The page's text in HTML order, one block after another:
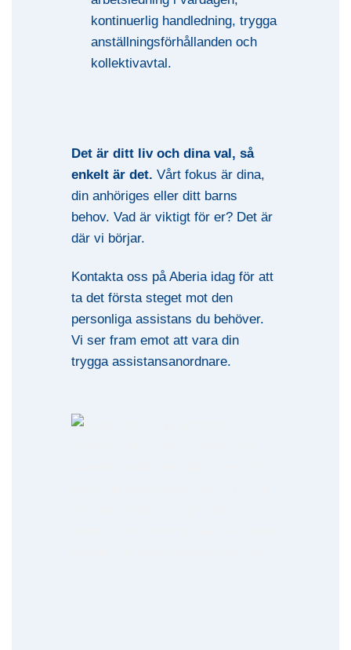
kontinuerlig handledning, trygga
anställningsförhållanden och
kollektivavtal.
Det är ditt liv och dina val, så
enkelt är det. Vårt fokus är dina,
din anhöriges eller ditt barns
behov. Vad är viktigt för er? Det är
där vi börjar.
Kontakta oss på Aberia idag för att
ta det första steget mot den
personliga assistans du behöver.
Vi ser fram emot att vara din
trygga assistansanordnare.